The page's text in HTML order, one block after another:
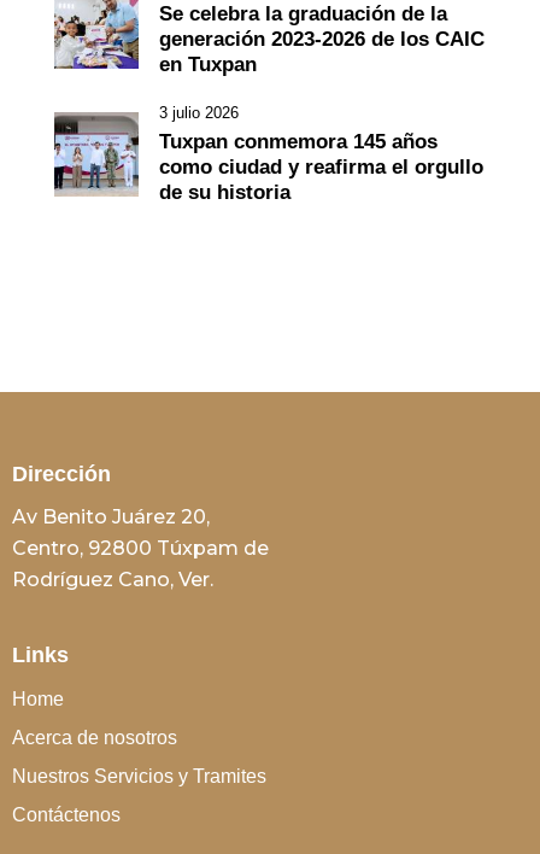
Se celebra la graduación de la
generación 2023-2026 de los CAIC
en Tuxpan
3 julio 2026
Tuxpan conmemora 145 años
como ciudad y reafirma el orgullo
de su historia
Dirección
Av Benito Juárez 20,
Centro, 92800 Túxpam de
Rodríguez Cano, Ver.
Links
Home
Acerca de nosotros
Nuestros Servicios y Tramites
Contáctenos